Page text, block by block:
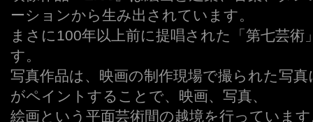
ーションから生み出されています。
まさに100年以上前に提唱された「第七芸術
す。
写真作品は、映画の制作現場で撮られた写
がペイントすることで、映画、写真、
絵画という平面芸術間の越境を行っていま